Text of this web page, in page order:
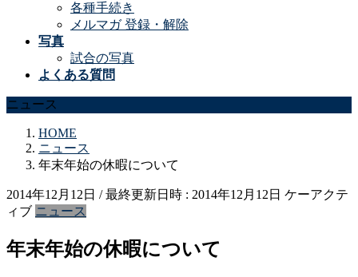
各種手続き
メルマガ 登録・解除
写真
試合の写真
よくある質問
ニュース
HOME
ニュース
年末年始の休暇について
2014年12月12日 / 最終更新日時 : 2014年12月12日 ケーアクテ
ィブ ニュース
年末年始の休暇について